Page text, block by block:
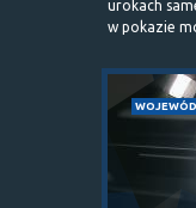
urokach
w pokazie